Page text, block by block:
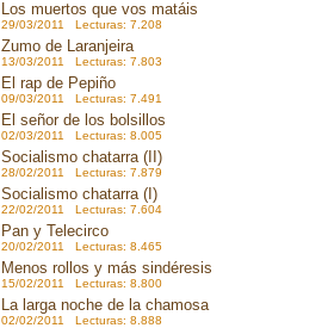
Los muertos que vos matáis
29/03/2011 Lecturas: 7.208
Zumo de Laranjeira
13/03/2011 Lecturas: 7.803
El rap de Pepiño
09/03/2011 Lecturas: 7.491
El señor de los bolsillos
02/03/2011 Lecturas: 8.005
Socialismo chatarra (II)
28/02/2011 Lecturas: 7.879
Socialismo chatarra (I)
22/02/2011 Lecturas: 7.604
Pan y Telecirco
20/02/2011 Lecturas: 8.465
Menos rollos y más sindéresis
15/02/2011 Lecturas: 8.800
La larga noche de la chamosa
02/02/2011 Lecturas: 8.888